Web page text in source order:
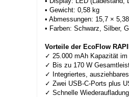
• Gewicht: 0,58 kg
• Abmessungen: 15,7 ×
• Farben: Schwarz, Silber,
Vorteile der EcoFlow
✓ 25.000 mAh Kapazität
✓ Bis zu 170 W
✓ Integriertes,
✓ Zwei USB-C-Ports plus
✓ Schnelle